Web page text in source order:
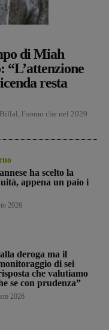
di Miah
resta
l'uomo che nel 2020
ha scelto la
appena un paio i
2026
deroga ma il
di sei
che valutiamo
se con prudenza”
2026